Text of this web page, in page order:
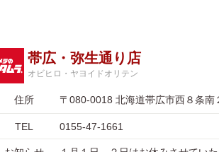
帯広・弥生通り店
オビヒロ・ヤヨイドオリテン
住所 〒080-0018 北海道帯広市西８条南
TEL 0155-47-1661